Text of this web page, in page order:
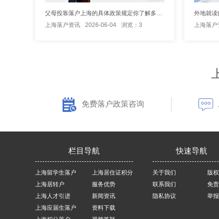
上海落户资讯
2026-06-04 浏览：3
外地就读
上海落
免费落户政策咨询
栏目导航
上海留学生落户
上海居转户
上海人才引进
上海应届生落户
上海居住证积分
服务优势
新闻资讯
资料下载
快速导航
关于我们
联系我们
隐私协议
版
免
举